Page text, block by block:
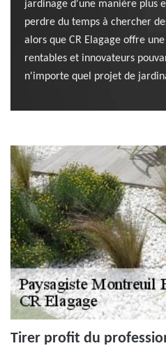
jardinage d'une manière plus
perdre du temps à chercher
alors que CR Elagage offre
rentables et innovateurs
n'importe quel projet de
Tirer profit du